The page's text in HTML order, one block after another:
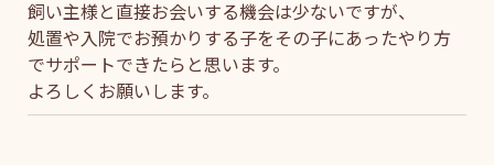
飼い主様と直接お会いする機会は少ないですが、
処置や入院でお預かりする子をその子にあったやり方
でサポートできたらと思います。
よろしくお願いします。